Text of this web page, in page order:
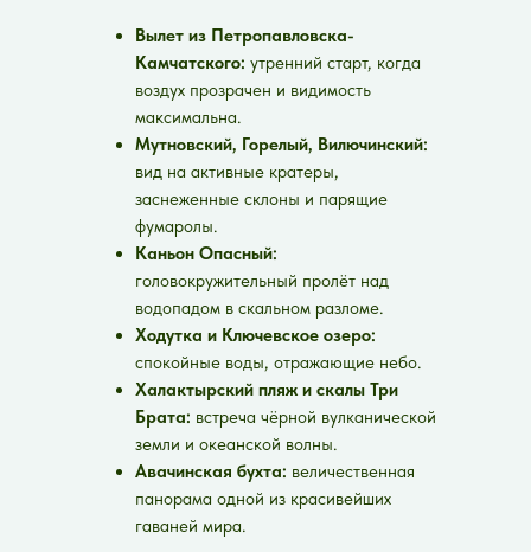
Вылет из Петропавловска-
Камчатского: утренний старт, когда
воздух прозрачен и видимость
максимальна.
Мутновский, Горелый, Вилючинский:
вид на активные кратеры,
заснеженные склоны и парящие
фумаролы.
Каньон Опасный:
головокружительный пролёт над
водопадом в скальном разломе.
Ходутка и Ключевское озеро:
спокойные воды, отражающие небо.
Халактырский пляж и скалы Три
Брата: встреча чёрной вулканической
земли и океанской волны.
Авачинская бухта: величественная
панорама одной из красивейших
гаваней мира.